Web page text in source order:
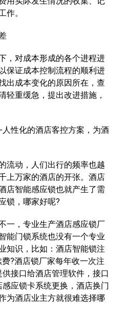
作。
对成本形成的各个进程进
保证成本控制流程的顺利进
出成本变化的原因所在，查
轻重缓急，提出改进措施，
性化的酒店客控方案，为酒
动，人们出行的频率也越
上万家的酒店的开张。酒店
店智能感应锁也就产生了需
锁，哪家好呢?
，专业生产酒店感应锁厂
能门锁系统也没有一个专业
知识，比如：酒店智能锁注
?酒店锁厂家每年收一次注
接口给酒店管理软件，接口
应锁卡系统更换，酒店换门
为酒店业主方就很难选择哪